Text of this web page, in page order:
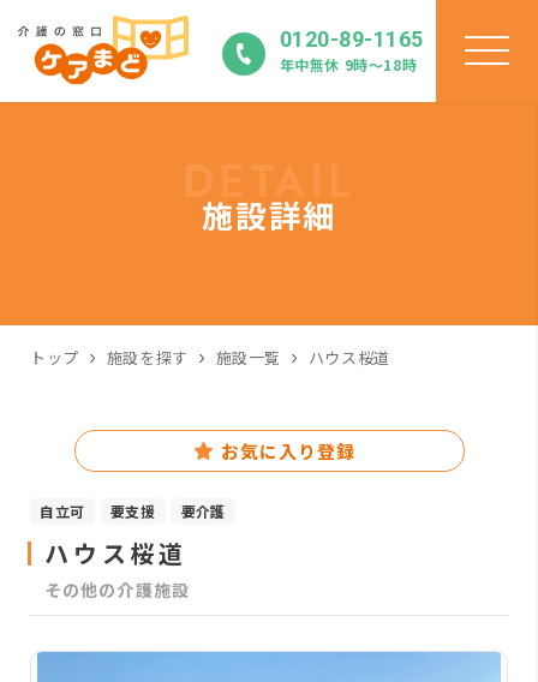
0120-89-1165
年中無休 9時〜18時
施設詳細
トップ 施設を探す 施設一覧 ハウス桜道
お気に入り登録
自立可 要支援 要介護
ハウス桜道
その他の介護施設